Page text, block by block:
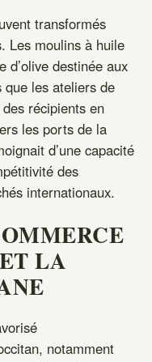
transformés
Les moulins à huile
d’olive destinée aux
que les ateliers de
récipients en
les ports de la
d’une capacité
des
internationaux.
LA
notamment